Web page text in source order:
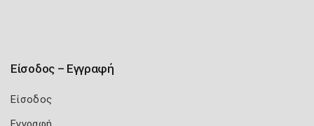
Είσοδος – Εγγραφή
Είσοδος